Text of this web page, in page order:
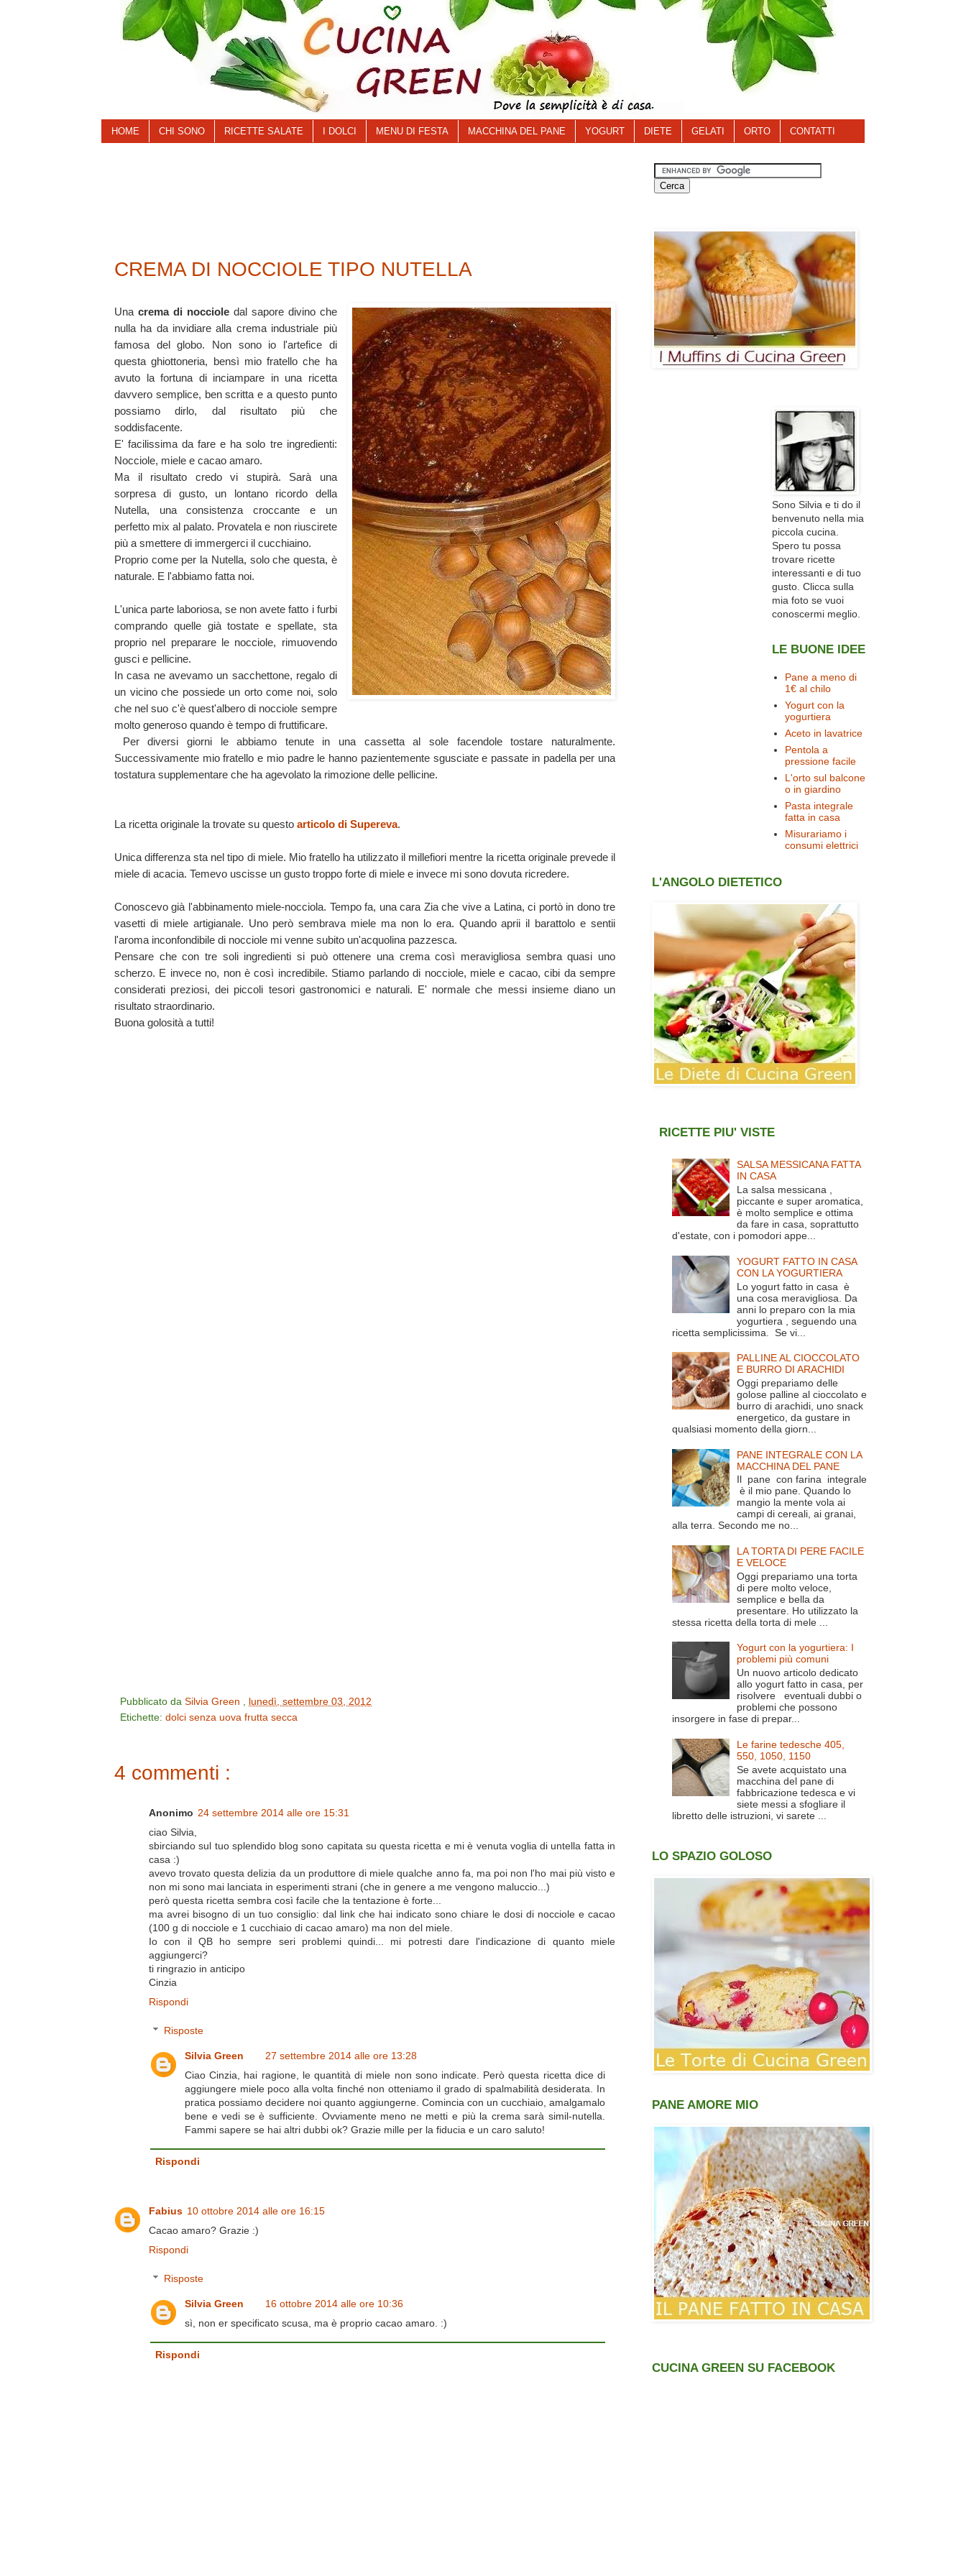
HOME CHI SONO RICETTE SALATE I DOLCI MENU DI FESTA MACCHINA DEL PANE YOGURT DIETE GELATI ORTO CONTATTI
CREMA DI NOCCIOLE TIPO NUTELLA
Una crema di noccioledal sapore divino che
nulla ha da invidiare alla crema industriale più
famosa del globo. Non sono io l'artefice di
questa ghiottoneria, bensì mio fratello che ha
avuto la fortuna di inciampare in una ricetta
davvero semplice, ben scritta e a questo punto
possiamo dirlo, dal risultato più che
soddisfacente.
E' facilissima da fare e ha solo tre ingredienti:
Nocciole, miele e cacao amaro.
Ma il risultato credo vi stupirà. Sarà una
sorpresa di gusto, un lontano ricordo della
Nutella, una consistenza croccante e un
perfetto mix al palato. Provatela e non riuscirete
più a smettere di immergerci il cucchiaino.
Proprio come per la Nutella, solo che questa, è
naturale. E l'abbiamo fatta noi.
L'unica parte laboriosa, se non avete fatto i furbi
comprando quelle già tostate e spellate, sta
proprio nel preparare le nocciole, rimuovendo
gusci e pellicine.
In casa ne avevamo un sacchettone, regalo di
un vicino che possiede un orto come noi, solo
che nel suo c'è quest'albero di nocciole sempre
molto generoso quando è tempo di fruttificare.
Per diversi giorni le abbiamo tenute in una cassetta al sole facendole tostare naturalmente.
Successivamente mio fratello e mio padre le hanno pazientemente sgusciate e passate in padella per una
tostatura supplementare che ha agevolato la rimozione delle pellicine.
La ricetta originale la trovate su questo articolo di Supereva.
Unica differenza sta nel tipo di miele. Mio fratello ha utilizzato il millefiori mentre la ricetta originale prevede il
miele di acacia. Temevo uscisse un gusto troppo forte di miele e invece mi sono dovuta ricredere.
Conoscevo già l'abbinamento miele-nocciola. Tempo fa, una cara Zia che vive a Latina, ci portò in dono tre
vasetti di miele artigianale. Uno però sembrava miele ma non lo era. Quando aprii il barattolo e sentii
l'aroma inconfondibile di nocciole mi venne subito un'acquolina pazzesca.
Pensare che con tre soli ingredienti si può ottenere una crema così meravigliosa sembra quasi uno
scherzo. E invece no, non è così incredibile. Stiamo parlando di nocciole, miele e cacao, cibi da sempre
considerati preziosi, dei piccoli tesori gastronomici e naturali. E' normale che messi insieme diano un
risultato straordinario.
Buona golosità a tutti!
Pubblicato da Silvia Green
lunedì, settembre 03, 2012
Etichette: dolci senza uova frutta secca
4 commenti :
Anonimo 24 settembre 2014 alle ore 15:31
ciao Silvia,
sbirciando sul tuo splendido blog sono capitata su questa ricetta e mi è venuta voglia di untella fatta in
casa :)
avevo trovato questa delizia da un produttore di miele qualche anno fa, ma poi non l'ho mai più visto e
non mi sono mai lanciata in esperimenti strani (che in genere a me vengono maluccio...)
però questa ricetta sembra così facile che la tentazione è forte...
ma avrei bisogno di un tuo consiglio: dal link che hai indicato sono chiare le dosi di nocciole e cacao
(100 g di nocciole e 1 cucchiaio di cacao amaro) ma non del miele.
Io con il QB ho sempre seri problemi quindi... mi potresti dare l'indicazione di quanto miele
aggiungerci?
ti ringrazio in anticipo
Cinzia
Rispondi
Risposte
Silvia Green
27 settembre 2014 alle ore 13:28
Ciao Cinzia, hai ragione, le quantità di miele non sono indicate. Però questa ricetta dice di
aggiungere miele poco alla volta finché non otteniamo il grado di spalmabilità desiderata. In
pratica possiamo decidere noi quanto aggiungerne. Comincia con un cucchiaio, amalgamalo
bene e vedi se è sufficiente. Ovviamente meno ne metti e più la crema sarà simil-nutella.
Fammi sapere se hai altri dubbi ok? Grazie mille per la fiducia e un caro saluto!
Rispondi
Fabius 10 ottobre 2014 alle ore 16:15
Cacao amaro? Grazie :)
Rispondi
Risposte
Silvia Green
16 ottobre 2014 alle ore 10:36
sì, non er specificato scusa, ma è proprio cacao amaro. :)
Rispondi
Sono Silvia e ti do il
benvenuto nella mia
piccola cucina.
Spero tu possa
trovare ricette
interessanti e di tuo
gusto. Clicca sulla
mia foto se vuoi
conoscermi meglio.
LE BUONE IDEE
Pane a meno di
1€ al chilo
Yogurt con la
yogurtiera
Aceto in lavatrice
Pentola a
pressione facile
L'orto sul balcone
o in giardino
Pasta integrale
fatta in casa
Misurariamo i
consumi elettrici
L'ANGOLO DIETETICO
RICETTE PIU' VISTE
SALSA MESSICANA FATTA
IN CASA
La salsa messicana ,
piccante e super aromatica,
è molto semplice e ottima
da fare in casa, soprattutto
d'estate, con i pomodori appe...
YOGURT FATTO IN CASA
CON LA YOGURTIERA
Lo yogurt fatto in casa è
una cosa meravigliosa. Da
anni lo preparo con la mia
yogurtiera , seguendo una
ricetta semplicissima. Se vi...
PALLINE AL CIOCCOLATO
E BURRO DI ARACHIDI
Oggi prepariamo delle
golose palline al cioccolato e
burro di arachidi, uno snack
energetico, da gustare in
qualsiasi momento della giorn...
PANE INTEGRALE CON LA
MACCHINA DEL PANE
Il pane con farina integrale
è il mio pane. Quando lo
mangio la mente vola ai
campi di cereali, ai granai,
alla terra. Secondo me no...
LA TORTA DI PERE FACILE
E VELOCE
Oggi prepariamo una torta
di pere molto veloce,
semplice e bella da
presentare. Ho utilizzato la
stessa ricetta della torta di mele ...
Yogurt con la yogurtiera: I
problemi più comuni
Un nuovo articolo dedicato
allo yogurt fatto in casa, per
risolvere eventuali dubbi o
problemi che possono
insorgere in fase di prepar...
Le farine tedesche 405,
550, 1050, 1150
Se avete acquistato una
macchina del pane di
fabbricazione tedesca e vi
siete messi a sfogliare il
libretto delle istruzioni, vi sarete ...
LO SPAZIO GOLOSO
PANE AMORE MIO
CUCINA GREEN SU FACEBOOK